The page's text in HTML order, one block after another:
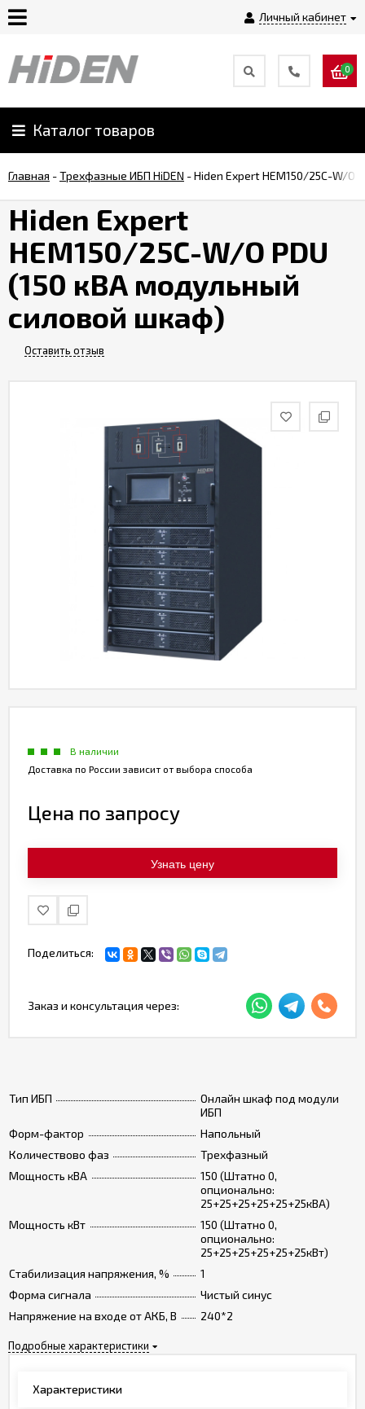
Личный кабинет
Главная
О
Оплата
Монтаж
0
Каталог товаров
Главная -Трехфазные ИБП HiDEN -Hiden Expert HEM150/25C-W/O
Hiden Expert
HEM150/25C-W/O PDU
(150 кВА модульный
силовой шкаф)
Оставить отзыв
Тип ИБП
Онлайн шкаф под модули
ИБП
Форм-фактор
Напольный
Количествово фаз
Трехфазный
Мощность кВА
150 (Штатно 0,
опционально:
25+25+25+25+25+25кВА)
Мощность кВт
150 (Штатно 0,
опционально:
25+25+25+25+25+25кВт)
Стабилизация напряжения, %
1
Форма сигнала
Чистый синус
Напряжение на входе от АКБ, В
240*2
Подробные характеристики
В наличии
Доставка по России зависит от выбора способа
Цена по запросу
Узнать цену
Поделиться:
Заказ и консультация через:
Характеристики